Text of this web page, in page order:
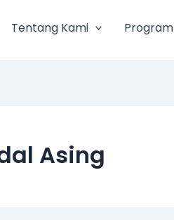
Tentang Kami Program
Asing